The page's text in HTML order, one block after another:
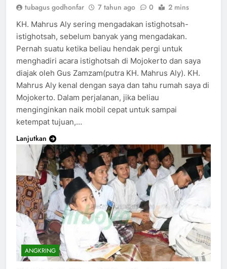
tubagus godhonfar 7 tahun ago 0 2 mins
KH. Mahrus Aly sering mengadakan istighotsah-
istighotsah, sebelum banyak yang mengadakan.
Pernah suatu ketika beliau hendak pergi untuk
menghadiri acara istighotsah di Mojokerto dan saya
diajak oleh Gus Zamzam(putra KH. Mahrus Aly). KH.
Mahrus Aly kenal dengan saya dan tahu rumah saya di
Mojokerto. Dalam perjalanan, jika beliau
menginginkan naik mobil cepat untuk sampai
ketempat tujuan,…
Lanjutkan
ANGKRING